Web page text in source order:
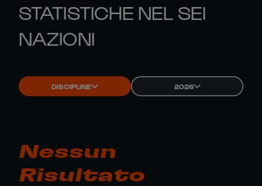
STATISTICHE NEL SEI
NAZIONI
DISCIPLINE 2026
Nessun
Risultato